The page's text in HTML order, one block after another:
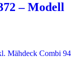
– Modell